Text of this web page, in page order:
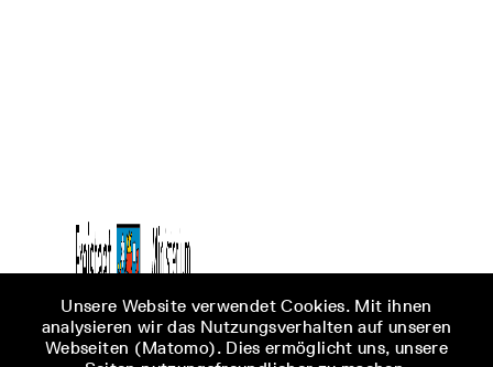
Unsere Website verwendet Cookies. Mit ihnen
analysieren wir das Nutzungsverhalten auf unseren
Webseiten (Matomo). Dies ermöglicht uns, unsere